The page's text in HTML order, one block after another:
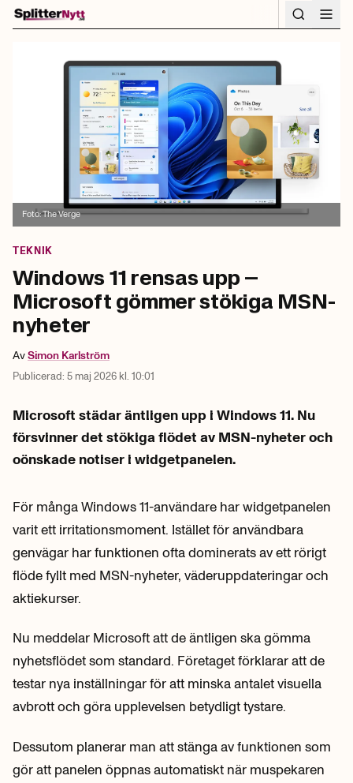
Hoppa till innehåll
Foto:The Verge
TEKNIK
Windows 11 rensas upp –
Microsoft gömmer stökiga MSN-
nyheter
AvSimon Karlström
Publicerad: 5 maj 2026 kl. 10:01
Microsoft städar äntligen upp i Windows 11. Nu
försvinner det stökiga flödet av MSN-nyheter och
oönskade notiser i widgetpanelen.
För många Windows 11-användare har widgetpanelen
varit ett irritationsmoment. Istället för användbara
genvägar har funktionen ofta dominerats av ett rörigt
flöde fyllt med MSN-nyheter, väderuppdateringar och
aktiekurser.
Nu meddelar Microsoft att de äntligen ska gömma
nyhetsflödet som standard. Företaget förklarar att de
testar nya inställningar för att minska antalet visuella
avbrott och göra upplevelsen betydligt tystare.
Dessutom planerar man att stänga av funktionen som
gör att panelen öppnas automatiskt när muspekaren